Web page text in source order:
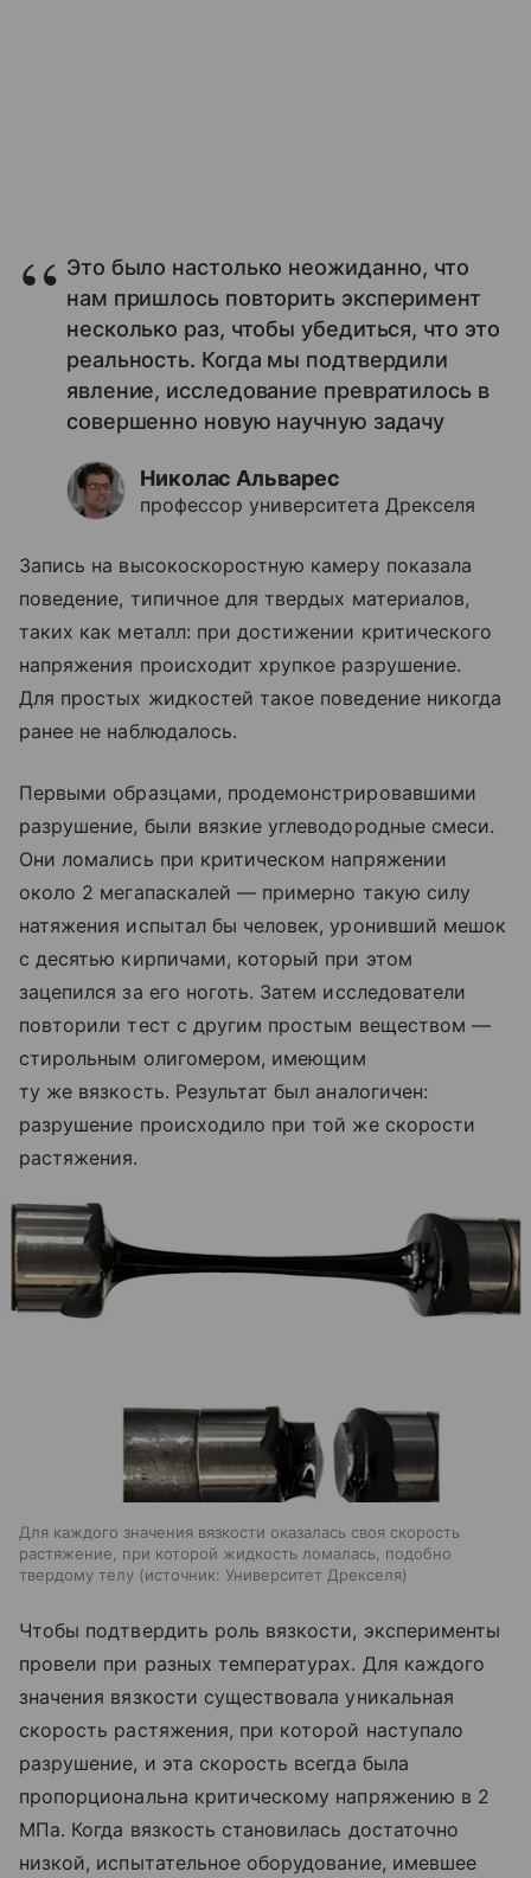
Это было настолько неожиданно, что
нам пришлось повторить эксперимент
несколько раз, чтобы убедиться, что это
реальность. Когда мы подтвердили
явление, исследование превратилось в
совершенно новую научную задачу
Николас Альварес
профессор университета Дрекселя
Запись на высокоскоростную камеру показала
поведение, типичное для твердых материалов,
таких как металл: при достижении критического
напряжения происходит хрупкое разрушение.
Для простых жидкостей такое поведение никогда
ранее не наблюдалось.
Первыми образцами, продемонстрировавшими
разрушение, были вязкие углеводородные смеси.
Они ломались при критическом напряжении
около 2 мегапаскалей — примерно такую силу
натяжения испытал бы человек, уронивший мешок
с десятью кирпичами, который при этом
зацепился за его ноготь. Затем исследователи
повторили тест с другим простым веществом —
стирольным олигомером, имеющим
ту же вязкость. Результат был аналогичен:
разрушение происходило при той же скорости
растяжения.
Для каждого значения вязкости оказалась своя скорость
растяжение, при которой жидкость ломалась, подобно
твердому телу
источник: Университет Дрекселя
Чтобы подтвердить роль вязкости, эксперименты
провели при разных температурах. Для каждого
значения вязкости существовала уникальная
скорость растяжения, при которой наступало
разрушение, и эта скорость всегда была
пропорциональна критическому напряжению в 2
МПа. Когда вязкость становилась достаточно
низкой, испытательное оборудование, имевшее